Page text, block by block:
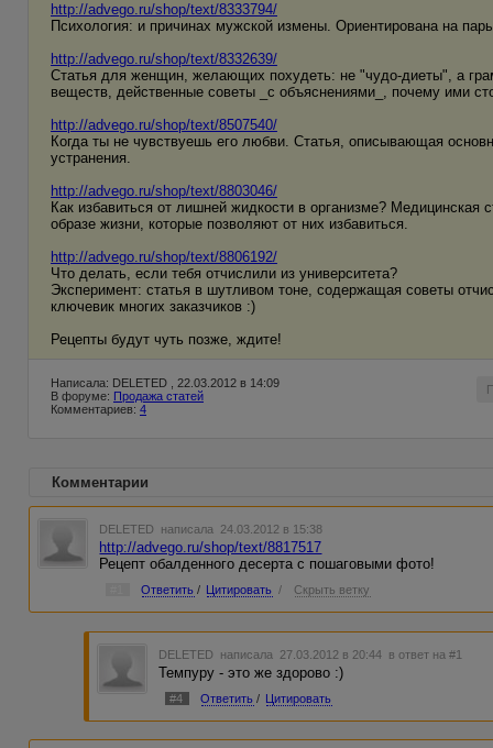
http://advego.ru/shop/text/8333794/
Психология: и причинах мужской измены. Ориентирована на
http://advego.ru/shop/text/8332639/
Статья для женщин, желающих похудеть: не "чудо-диеты", а
веществ, действенные советы _с объяснениями_, почему ими
http://advego.ru/shop/text/8507540/
Когда ты не чувствуешь его любви. Статья, описывающая
устранения.
http://advego.ru/shop/text/8803046/
Как избавиться от лишней жидкости в организме? Медицинская
образе жизни, которые позволяют от них избавиться.
http://advego.ru/shop/text/8806192/
Что делать, если тебя отчислили из университета?
Эксперимент: статья в шутливом тоне, содержащая советы
ключевик многих заказчиков :)
Рецепты будут чуть позже, ждите!
Написала: DELETED , 22.03.2012 в 14:09
В форуме: Продажа статей
Комментариев: 4
Комментарии
DELETED написала 24.03.2012 в 15:38
http://advego.ru/shop/text/8817517
Рецепт обалденного десерта с пошаговыми фото!
Ответить / Цитировать / Скрыть ветку
DELETED написала 27.03.2012 в 20:44 в ответ на #1
Темпуру - это же здорово :)
#4 Ответить / Цитировать